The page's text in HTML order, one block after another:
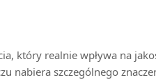
który realnie wpływa na
nabiera szczególnego